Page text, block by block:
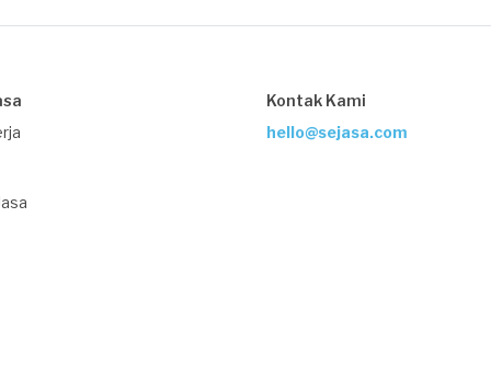
Kontak Kami
hello@sejasa.com